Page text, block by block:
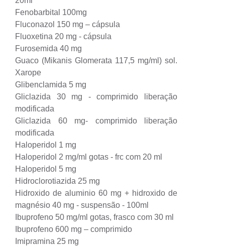
Fenobarbital 100mg
Fluconazol 150 mg – cápsula
Fluoxetina 20 mg - cápsula
Furosemida 40 mg
Guaco (Mikanis Glomerata 117,5 mg/ml) sol.
Xarope
Glibenclamida 5 mg
Gliclazida 30 mg - comprimido liberação
modificada
Gliclazida 60 mg- comprimido liberação
modificada
Haloperidol 1 mg
Haloperidol 2 mg/ml gotas - frc com 20 ml
Haloperidol 5 mg
Hidroclorotiazida 25 mg
Hidroxido de aluminio 60 mg + hidroxido de
magnésio 40 mg - suspensão - 100ml
Ibuprofeno 50 mg/ml gotas, frasco com 30 ml
Ibuprofeno 600 mg – comprimido
Imipramina 25 mg